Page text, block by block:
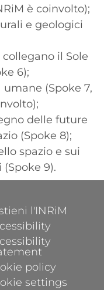
è coinvolto);
e geologici
il Sole
6);
(Spoke 7,
delle future
(Spoke 8);
spazio e sui
9).
2
l'INRiM
policy
settings